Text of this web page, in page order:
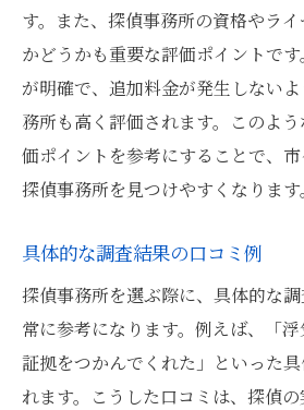
す。また、探偵事務所の資格やラ
かどうかも重要な評価ポイントで
が明確で、追加料金が発生しない
務所も高く評価されます。このよ
価ポイントを参考にすることで、
探偵事務所を見つけやすくなります。
具体的な調査結果の口コミ例
探偵事務所を選ぶ際に、具体的な
常に参考になります。例えば、「
証拠をつかんでくれた」といった
れます。こうした口コミは、探偵